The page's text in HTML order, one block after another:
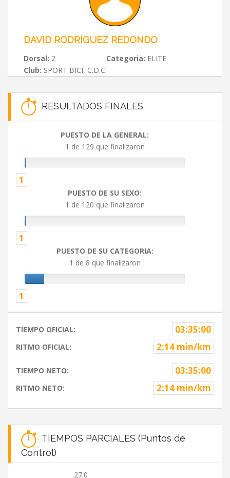
DAVID RODRIGUEZ REDONDO
Dorsal: 2 Categoria: ELITE
Club: SPORT BICI, C.D.C.
RESULTADOS FINALES
PUESTO DE LA GENERAL:
1 de 129 que finalizaron
1
PUESTO DE SU SEXO:
1 de 120 que finalizaron
1
PUESTO DE SU CATEGORIA:
1 de 8 que finalizaron
1
TIEMPO OFICIAL: 03:35:00
RITMO OFICIAL: 2:14 min/km
TIEMPO NETO: 03:35:00
RITMO NETO: 2:14 min/km
TIEMPOS PARCIALES (Puntos de
Control)
27.0